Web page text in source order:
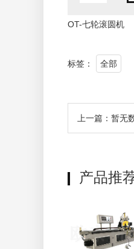
OT-七轮滚圆机
标签： 全部
上一篇：暂无
产品推